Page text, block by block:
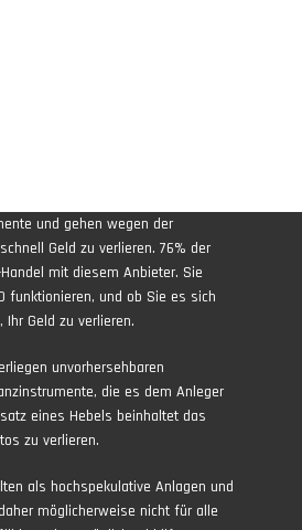
und gehen wegen der
Geld zu verlieren. 76% der
mit diesem Anbieter. Sie
funktionieren, und ob Sie es sich
Geld zu verlieren.
unvorhersehbaren
die es dem Anleger
eines Hebels beinhaltet das
zu verlieren.
als hochspekulative Anlagen und
möglicherweise nicht für alle